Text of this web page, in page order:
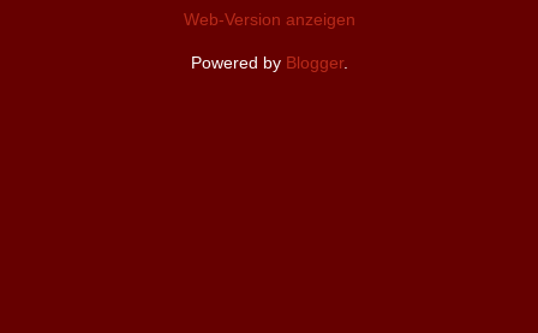
Web-Version anzeigen
Powered by Blogger.